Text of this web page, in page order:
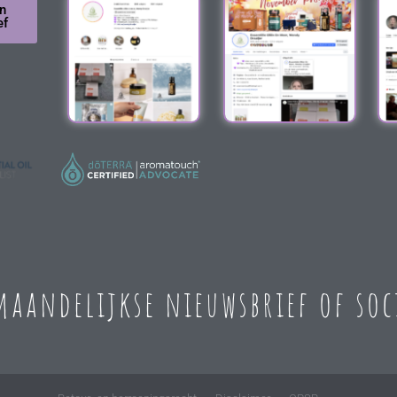
nieuwsbrief of